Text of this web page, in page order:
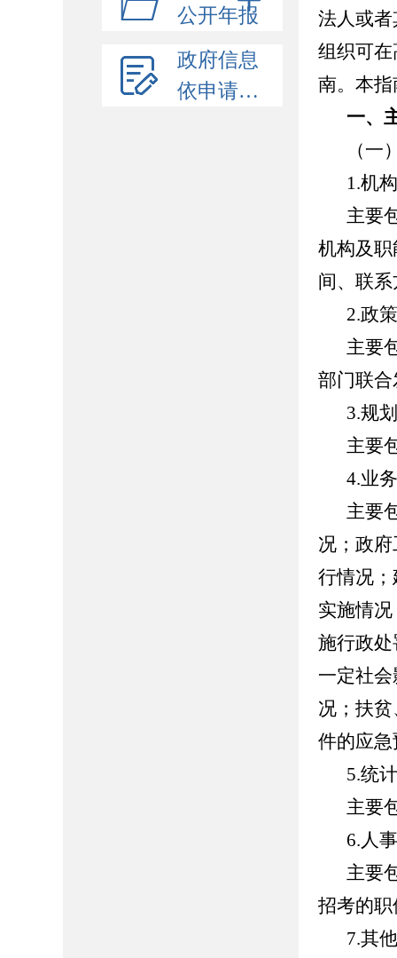
公开年报
政府信息
依申请公开
法人或
组织可在
南。本
一、
（
1.机
主要
机构及
间、联
2.政
主要
部门联
3.规
主要
4.业
主要
况；政
行情况
实施情
施行政
一定社
况；扶
件的应
5.统
主要
6.人
主要
招考的
7.其